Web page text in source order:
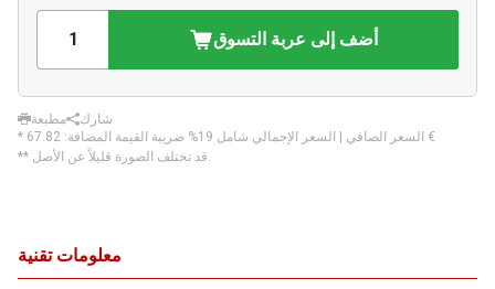
أضف إلى عربة التسوق
مطبعة
شارك
* السعر الصافي | السعر الإجمالي شامل 19% ضريبة القيمة المضافة: ‏67.82 €
** قد تختلف الصورة قليلاً عن الأصل.
معلومات تقنية